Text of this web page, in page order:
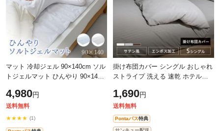
マット 冷却ジェル 90×140cm ソル
トジェルマット ひんやり 90×140
ソファ ベッド
4,980円
送料無料
★★★★ (1)
掛け布団カバー シングル おしゃれ
ストライプ 洗える 速乾 ホテル仕
布団カバー 掛ふとん 丸洗い アイ
1,690円
送料無料
Pontaパス特典